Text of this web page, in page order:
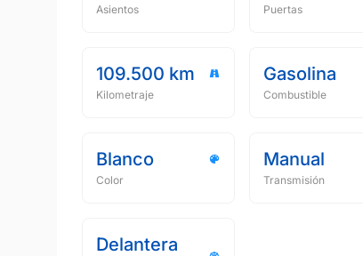
Asientos Puertas
109.500 km
Kilometraje
Gasolina
Combustible
Blanco
Color
Manual
Transmisión
Delantera